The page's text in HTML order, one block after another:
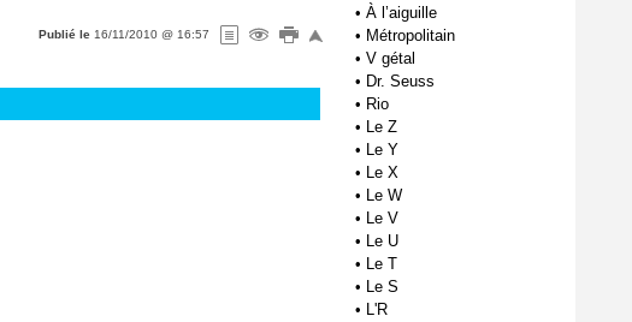
Publié le 16/11/2010 @ 16:57
• À l’aiguille
• Métropolitain
• V gétal
• Dr. Seuss
• Rio
• Le Z
• Le Y
• Le X
• Le W
• Le V
• Le U
• Le T
• Le S
• L'R